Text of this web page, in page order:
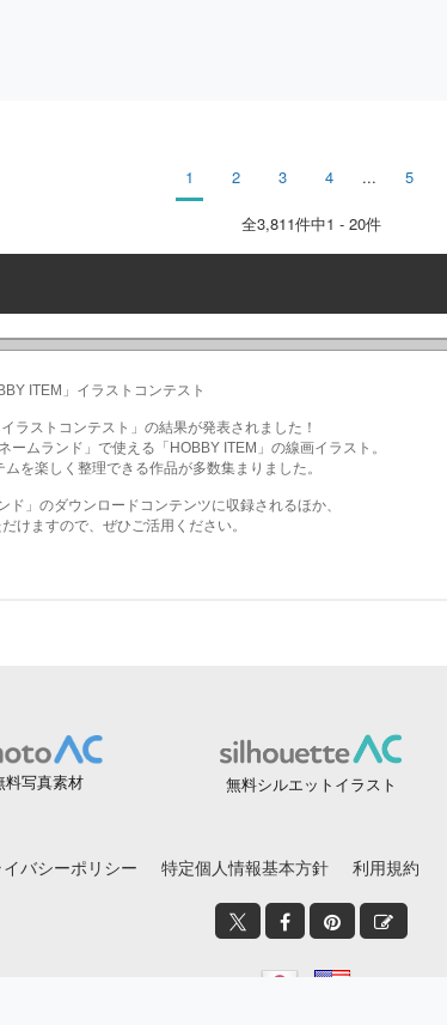
1 2 3 4 ... 5
全3,811件中1 - 20件
料写真素材 無料シルエットイラスト
バシーポリシー 特定個人情報基本方針 利用規約